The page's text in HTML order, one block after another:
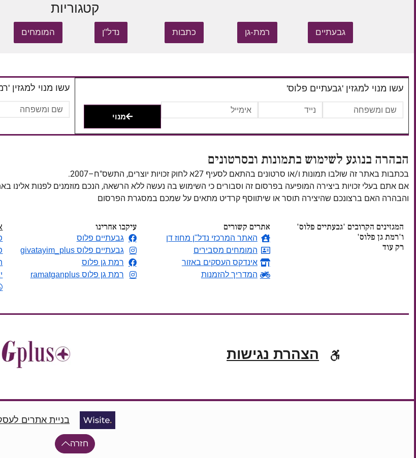
קטגוריות
גבעתיים רמת-גן כתבות נדל"ן המומחים
עשו מנוי למגזין 'גבעתיים פלוס'
מנוי
עשו מנוי למגזין
הבהרה בנוגע לשימוש בתמונות ובסרטונים
בכתבות באתר זה שולבו תמונות ו/או סרטונים בהתאם לסעיף 27א לחוק זכויות יוצרים, התשס"ח–2007.
אם אתם בעלי זכויות ביצירה המופיעה בפרסום זה וסבורים כי השימוש בה נעשה ללא הרשאה, הנכם מוזמנים לפנות אלינו
והבהרה האם ברצונכם שהיצירה תוסר או שיתווסף קרדיט מתאים על שמכם במסגרת הפרסום
המגזינים הקרובים 'גבעתיים פלוס'
ו'רמת גן פלוס'
רק עוד
אתרים קשורים
האתר המרכזי נדל"ן מחוז דן
המומחים מסבירים
אינדקס העסקים באזור
המדריך להזמנות
עיקבו אחרינו
גבעתיים פלוס
גבעתיים פלוס givatayim_plus
רמת גן פלוס
רמת גן פלוס ramatganplus
הצהרת נגישות
בניית אתרים
חזרה